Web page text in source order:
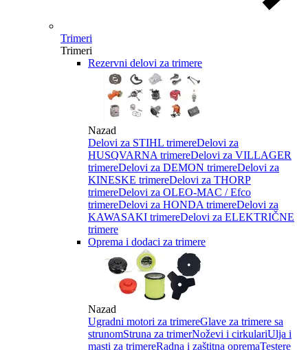
Trimeri
Trimeri
Rezervni delovi za trimere
Nazad
Delovi za STIHL trimereDelovi za
HUSQVARNA trimereDelovi za VILLAGER
trimereDelovi za DEMON trimereDelovi za
KINESKE trimereDelovi za THORP
trimereDelovi za OLEO-MAC / Efco
trimereDelovi za HONDA trimereDelovi za
KAWASAKI trimereDelovi za ELEKTRIČNE
trimere
Oprema i dodaci za trimere
Nazad
Ugradni motori za trimereGlave za trimere sa
strunomStruna za trimerNoževi i cirkulariUlja i
masti za trimereRadna i zaštitna opremaTestere